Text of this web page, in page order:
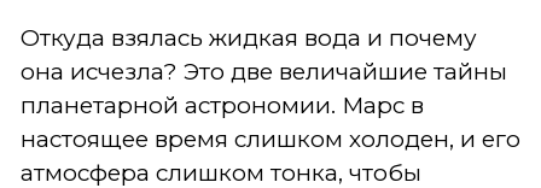
Откуда взялась жидкая вода и почему
она исчезла? Это две величайшие тайны
планетарной астрономии. Марс в
настоящее время слишком холоден, и его
атмосфера слишком тонка, чтобы